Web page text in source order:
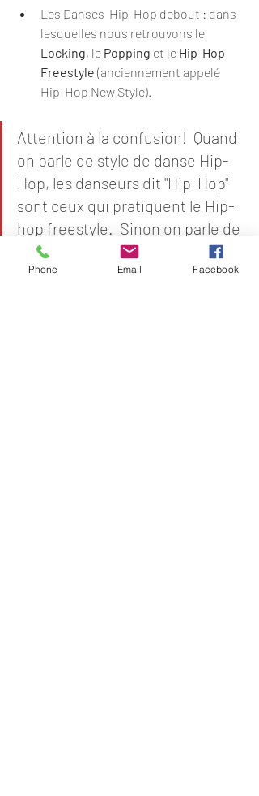
Les Danses  Hip-Hop debout : dans
lesquelles nous retrouvons le
Locking, le Popping et le Hip-Hop
Freestyle (anciennement appelé
Hip-Hop New Style).
Attention à la confusion!  Quand
on parle de style de danse Hip-
Hop, les danseurs dit "Hip-Hop"
sont ceux qui pratiquent le Hip-
hop freestyle.  Sinon on parle de
Bboy/Breakeur, Lockeur ou
Poppeur.
Phone Email Facebook